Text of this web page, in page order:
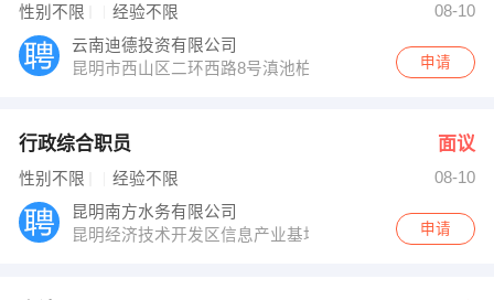
性别不限 经验不限
08-10
云南迪德投资有限公司
昆明市西山区二环西路8号滇池柏悦5栋11楼
申请
行政综合职员 面议
性别不限 经验不限
08-10
昆明南方水务有限公司
昆明经济技术开发区信息产业基地倪家营水质净化厂
申请